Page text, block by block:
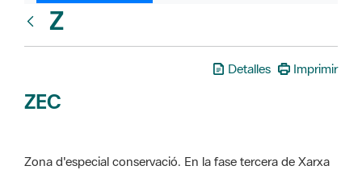
Z
Detalles Imprimir
ZEC
Zona d'especial conservació. En la fase tercera de Xarxa